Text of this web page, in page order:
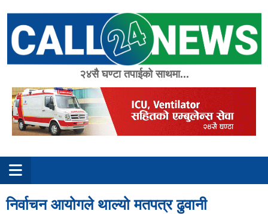
content
२४सै घण्टा तपाईको साथमा...
निर्वाचन आयोगले थाल्यो मतपत्र ढुवानी